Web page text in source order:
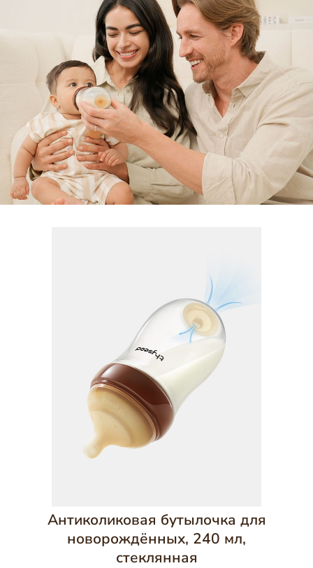
Антиколиковая бутылочка для
новорождённых, 240 мл,
стеклянная